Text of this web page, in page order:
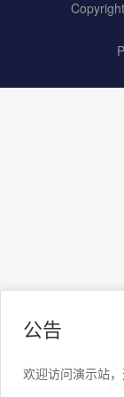
搜
公告
欢迎访问演示站